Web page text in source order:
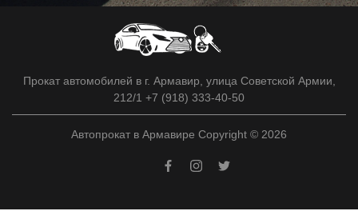
Прокат автомобилей в г. Армавир, улица Советской Армии,
212/1 +7 (918) 333-40-50
Автопрокат в Армавире Copyright © 2026